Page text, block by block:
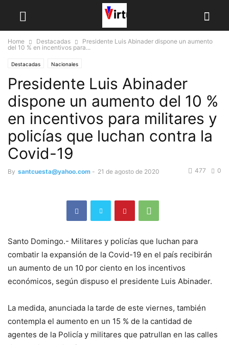
Home Destacadas
Presidente Luis Abinader dispone un aumento
del 10 % en incentivos para...
Destacadas Nacionales
Presidente Luis Abinader
dispone un aumento del 10 %
en incentivos para militares y
policías que luchan contra la
Covid-19
By santcuesta@yahoo.com - 21 de agosto de 2020 0
477
Santo Domingo.- Militares y policías que luchan para
combatir la expansión de la Covid-19 en el país recibirán
un aumento de un 10 por ciento en los incentivos
económicos, según dispuso el presidente Luis Abinader.
La medida, anunciada la tarde de este viernes, también
contempla el aumento en un 15 % de la cantidad de
agentes de la Policía y militares que patrullan en las calles